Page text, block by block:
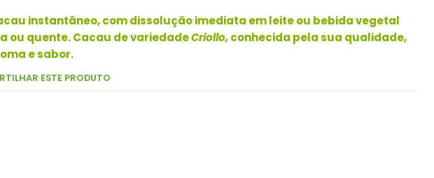
instantâneo, com dissolução imediata em leite ou bebida vegetal
ou quente. Cacau de variedadeCriollo,conhecida pela sua qualidade,
e sabor.
ESTE PRODUTO